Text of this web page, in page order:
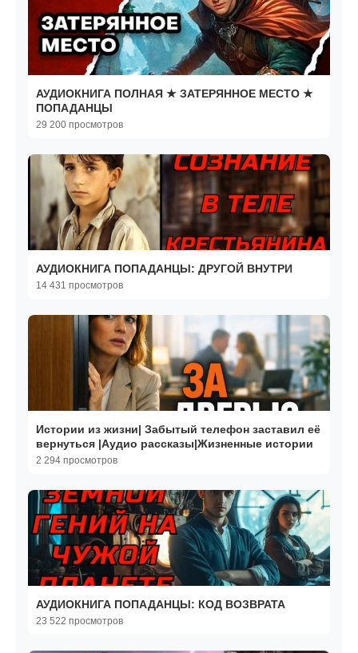
АУДИОКНИГА ПОЛНАЯ ★ ЗАТЕРЯННОЕ МЕСТО ★
ПОПАДАНЦЫ
29 200 просмотров
АУДИОКНИГА ПОПАДАНЦЫ: ДРУГОЙ ВНУТРИ
14 431 просмотров
Истории из жизни| Забытый телефон заставил её
вернуться |Аудио рассказы|Жизненные истории
2 294 просмотров
АУДИОКНИГА ПОПАДАНЦЫ: КОД ВОЗВРАТА
23 522 просмотров